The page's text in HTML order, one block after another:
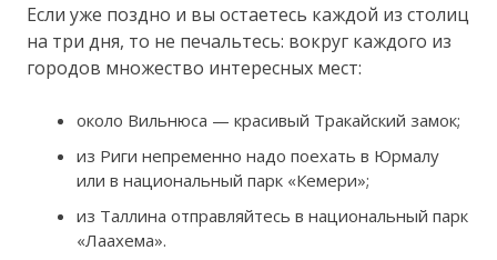
Если уже поздно и вы остаетесь каждой из столиц
на три дня, то не печальтесь: вокруг каждого из
городов множество интересных мест:
около Вильнюса — красивый Тракайский замок;
из Риги непременно надо поехать в Юрмалу
или в национальный парк «Кемери»;
из Таллина отправляйтесь в национальный парк
«Лаахема».